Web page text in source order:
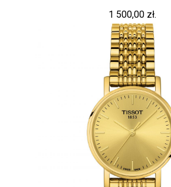
1 500,00 zł.